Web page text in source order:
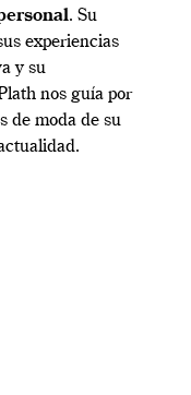
. Su
experiencias
y su
nos guía por
de moda de su